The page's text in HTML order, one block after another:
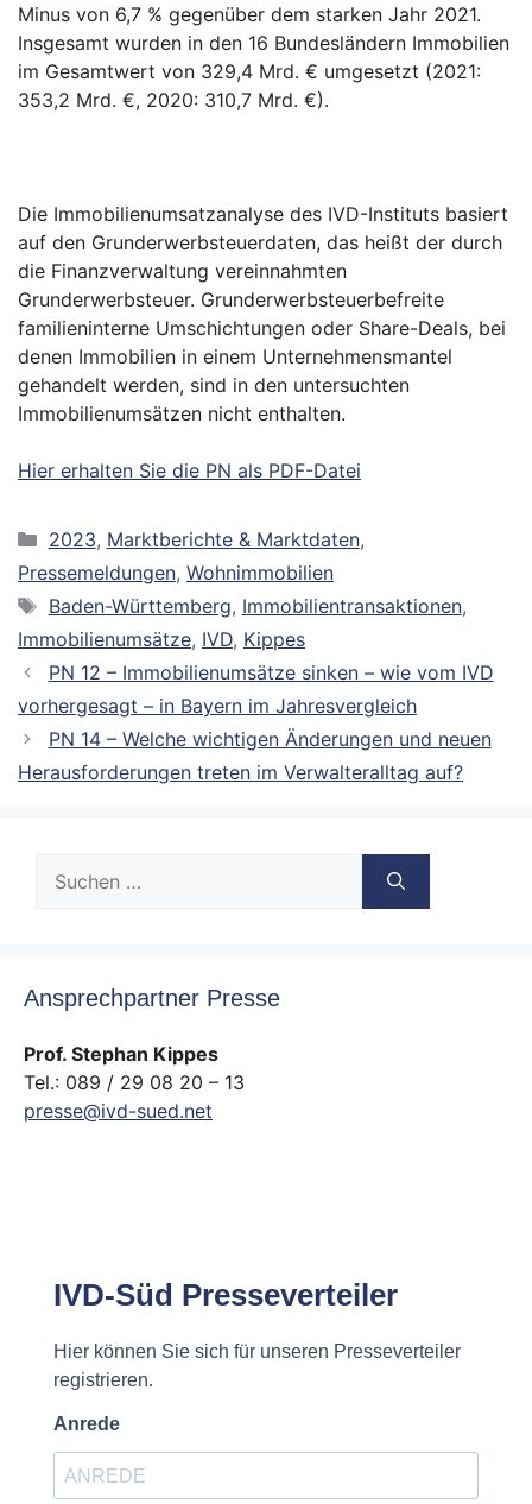
Minus von 6,7 % gegenüber dem starken Jahr 2021.
Insgesamt wurden in den 16 Bundesländern Immobilien
im Gesamtwert von 329,4 Mrd. € umgesetzt (2021:
353,2 Mrd. €, 2020: 310,7 Mrd. €).
Die Immobilienumsatzanalyse des IVD-Instituts basiert
auf den Grunderwerbsteuerdaten, das heißt der durch
die Finanzverwaltung vereinnahmten
Grunderwerbsteuer. Grunderwerbsteuerbefreite
familieninterne Umschichtungen oder Share-Deals, bei
denen Immobilien in einem Unternehmensmantel
gehandelt werden, sind in den untersuchten
Immobilienumsätzen nicht enthalten.
Hier erhalten Sie die PN als PDF-Datei
Kategorien
2023, Marktberichte & Marktdaten,
Pressemeldungen, Wohnimmobilien
Schlagwörter
Baden-Württemberg, Immobilientransaktionen,
Immobilienumsätze, IVD, Kippes
PN 12 – Immobilienumsätze sinken – wie vom IVD
vorhergesagt – in Bayern im Jahresvergleich
PN 14 – Welche wichtigen Änderungen und neuen
Herausforderungen treten im Verwalteralltag auf?
nach:
Ansprechpartner Presse
Prof. Stephan Kippes
Tel.: 089 / 29 08 20 – 13
presse@ivd-sued.net